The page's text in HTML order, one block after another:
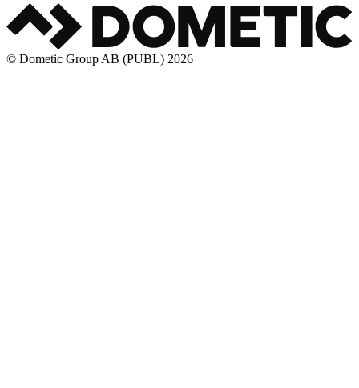
© Dometic Group AB (PUBL) 2026